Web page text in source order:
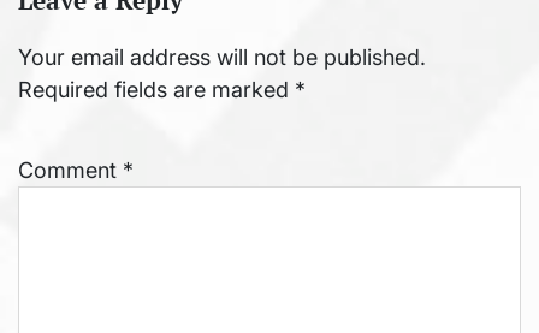
Your email address will not be published.
Required fields are marked *
Comment *